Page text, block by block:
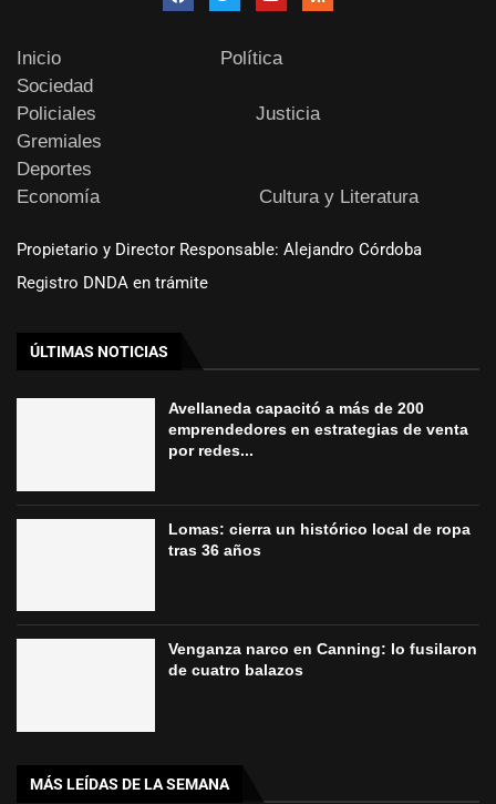
Inicio
Política
Sociedad
Policiales
Justicia
Gremiales
Deportes
Economía
Cultura y Literatura
Propietario y Director Responsable: Alejandro Córdoba
Registro DNDA en trámite
ÚLTIMAS NOTICIAS
Avellaneda capacitó a más de 200
emprendedores en estrategias de venta
por redes...
Lomas: cierra un histórico local de ropa
tras 36 años
Venganza narco en Canning: lo fusilaron
de cuatro balazos
MÁS LEÍDAS DE LA SEMANA